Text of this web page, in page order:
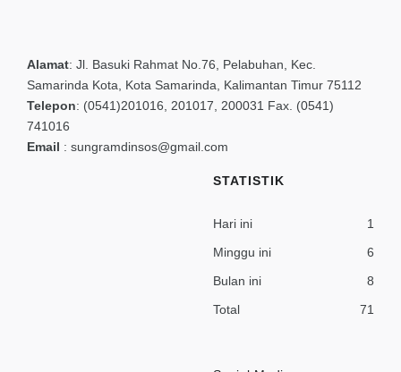
Alamat: Jl. Basuki Rahmat No.76, Pelabuhan, Kec.
Samarinda Kota, Kota Samarinda, Kalimantan Timur 75112
Telepon: (0541)201016, 201017, 200031 Fax. (0541)
741016
Email : sungramdinsos@gmail.com
STATISTIK
Hari ini
1
Minggu ini
6
Bulan ini
8
Total
71